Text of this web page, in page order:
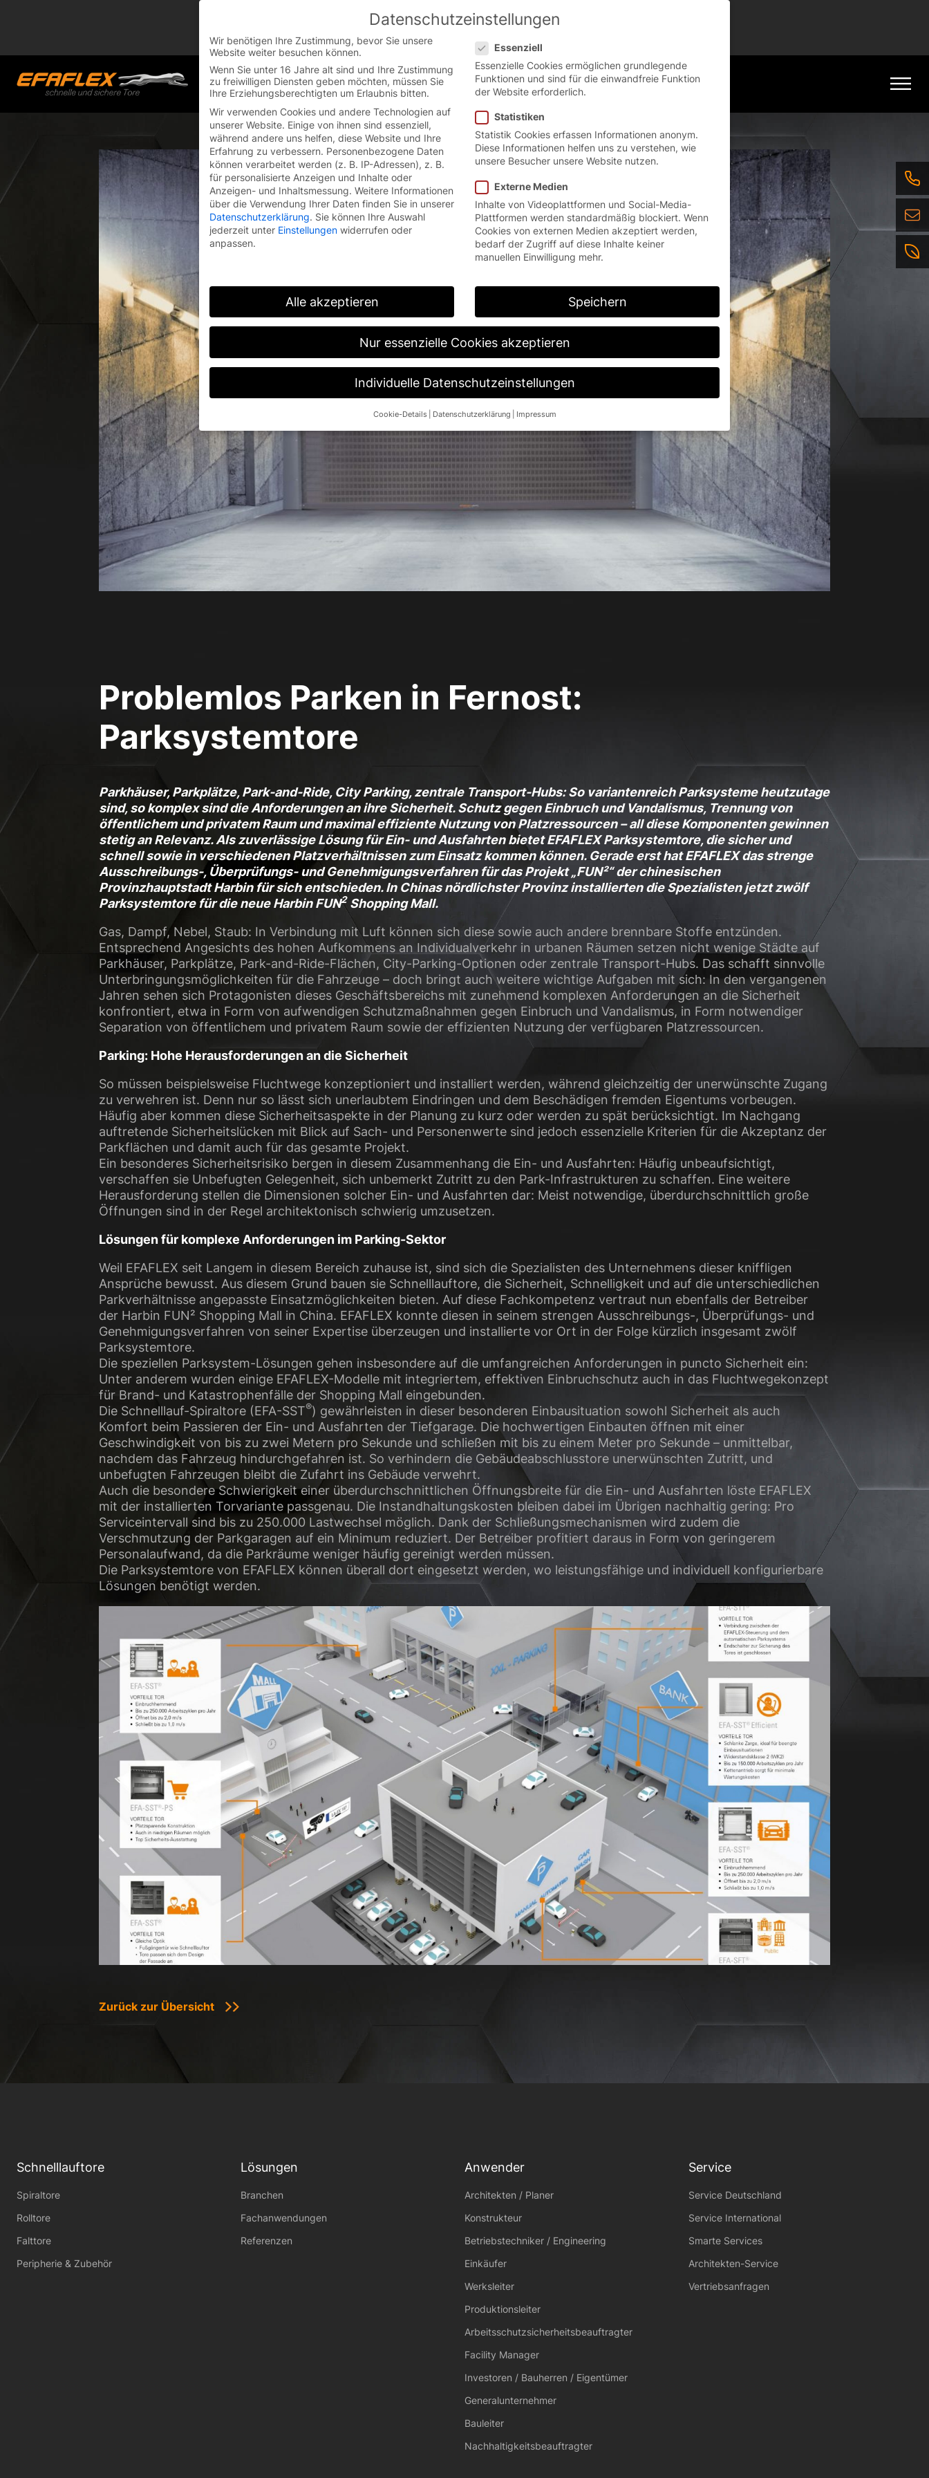
You are currently on the German website.
English
content
Startseite/Blog/Problemlos Parken in Fernost: Parksystemtore
Problemlos Parken in Fernost:
Parksystemtore
Parkhäuser, Parkplätze, Park-and-Ride, City Parking, zentrale Transport-Hubs: So variantenreich Parksysteme heutzutage
sind, so komplex sind die Anforderungen an ihre Sicherheit. Schutz gegen Einbruch und Vandalismus, Trennung von
öffentlichem und privatem Raum und maximal effiziente Nutzung von Platzressourcen – all diese Komponenten gewinnen
stetig an Relevanz. Als zuverlässige Lösung für Ein- und Ausfahrten bietet EFAFLEX Parksystemtore, die sicher und
schnell sowie in verschiedenen Platzverhältnissen zum Einsatz kommen können. Gerade erst hat EFAFLEX das strenge
Ausschreibungs-, Überprüfungs- und Genehmigungsverfahren für das Projekt „FUN²“ der chinesischen
Provinzhauptstadt Harbin für sich entschieden. In Chinas nördlichster Provinz installierten die Spezialisten jetzt zwölf
Parksystemtore für die neue Harbin FUN2Shopping Mall.
Gas, Dampf, Nebel, Staub: In Verbindung mit Luft können sich diese sowie auch andere brennbare Stoffe entzünden.
Entsprechend Angesichts des hohen Aufkommens an Individualverkehr in urbanen Räumen setzen nicht wenige Städte auf
Parkhäuser, Parkplätze, Park-and-Ride-Flächen, City-Parking-Optionen oder zentrale Transport-Hubs. Das schafft sinnvolle
Unterbringungsmöglichkeiten für die Fahrzeuge – doch bringt auch weitere wichtige Aufgaben mit sich: In den vergangenen
Jahren sehen sich Protagonisten dieses Geschäftsbereichs mit zunehmend komplexen Anforderungen an die Sicherheit
konfrontiert, etwa in Form von aufwendigen Schutzmaßnahmen gegen Einbruch und Vandalismus, in Form notwendiger
Separation von öffentlichem und privatem Raum sowie der effizienten Nutzung der verfügbaren Platzressourcen.
Parking: Hohe Herausforderungen an die Sicherheit
So müssen beispielsweise Fluchtwege konzeptioniert und installiert werden, während gleichzeitig der unerwünschte Zugang
zu verwehren ist. Denn nur so lässt sich unerlaubtem Eindringen und dem Beschädigen fremden Eigentums vorbeugen.
Häufig aber kommen diese Sicherheitsaspekte in der Planung zu kurz oder werden zu spät berücksichtigt. Im Nachgang
auftretende Sicherheitslücken mit Blick auf Sach- und Personenwerte sind jedoch essenzielle Kriterien für die Akzeptanz der
Parkflächen und damit auch für das gesamte Projekt.
Ein besonderes Sicherheitsrisiko bergen in diesem Zusammenhang die Ein- und Ausfahrten: Häufig unbeaufsichtigt,
verschaffen sie Unbefugten Gelegenheit, sich unbemerkt Zutritt zu den Park-Infrastrukturen zu schaffen. Eine weitere
Herausforderung stellen die Dimensionen solcher Ein- und Ausfahrten dar: Meist notwendige, überdurchschnittlich große
Öffnungen sind in der Regel architektonisch schwierig umzusetzen.
Lösungen für komplexe Anforderungen im Parking-Sektor
Weil EFAFLEX seit Langem in diesem Bereich zuhause ist, sind sich die Spezialisten des Unternehmens dieser kniffligen
Ansprüche bewusst. Aus diesem Grund bauen sie Schnelllauftore, die Sicherheit, Schnelligkeit und auf die unterschiedlichen
Parkverhältnisse angepasste Einsatzmöglichkeiten bieten. Auf diese Fachkompetenz vertraut nun ebenfalls der Betreiber
der Harbin FUN² Shopping Mall in China. EFAFLEX konnte diesen in seinem strengen Ausschreibungs-, Überprüfungs- und
Genehmigungsverfahren von seiner Expertise überzeugen und installierte vor Ort in der Folge kürzlich insgesamt zwölf
Parksystemtore.
Die speziellen Parksystem-Lösungen gehen insbesondere auf die umfangreichen Anforderungen in puncto Sicherheit ein:
Unter anderem wurden einige EFAFLEX-Modelle mit integriertem, effektiven Einbruchschutz auch in das Fluchtwegekonzept
für Brand- und Katastrophenfälle der Shopping Mall eingebunden.
Die Schnelllauf-Spiraltore (EFA-SST®) gewährleisten in dieser besonderen Einbausituation sowohl Sicherheit als auch
Komfort beim Passieren der Ein- und Ausfahrten der Tiefgarage. Die hochwertigen Einbauten öffnen mit einer
Geschwindigkeit von bis zu zwei Metern pro Sekunde und schließen mit bis zu einem Meter pro Sekunde – unmittelbar,
nachdem das Fahrzeug hindurchgefahren ist. So verhindern die Gebäudeabschlusstore unerwünschten Zutritt, und
unbefugten Fahrzeugen bleibt die Zufahrt ins Gebäude verwehrt.
Auch die besondere Schwierigkeit einer überdurchschnittlichen Öffnungsbreite für die Ein- und Ausfahrten löste EFAFLEX
mit der installierten Torvariante passgenau. Die Instandhaltungskosten bleiben dabei im Übrigen nachhaltig gering: Pro
Serviceintervall sind bis zu 250.000 Lastwechsel möglich. Dank der Schließungsmechanismen wird zudem die
Verschmutzung der Parkgaragen auf ein Minimum reduziert. Der Betreiber profitiert daraus in Form von geringerem
Personalaufwand, da die Parkräume weniger häufig gereinigt werden müssen.
Die Parksystemtore von EFAFLEX können überall dort eingesetzt werden, wo leistungsfähige und individuell konfigurierbare
Lösungen benötigt werden.
Zurück zur Übersicht
Schnelllauftore
Spiraltore
Rolltore
Falttore
Peripherie & Zubehör
Lösungen
Branchen
Fachanwendungen
Referenzen
Anwender
Architekten / Planer
Konstrukteur
Betriebstechniker / Engineering
Einkäufer
Werksleiter
Produktionsleiter
Arbeitsschutzsicherheitsbeauftragter
Facility Manager
Investoren / Bauherren / Eigentümer
Generalunternehmer
Bauleiter
Nachhaltigkeitsbeauftragter
Service
Service Deutschland
Service International
Smarte Services
Architekten-Service
Vertriebsanfragen
Datenschutzeinstellungen
Wir benötigen Ihre Zustimmung, bevor Sie unsere
Website weiter besuchen können.
Wenn Sie unter 16 Jahre alt sind und Ihre Zustimmung
zu freiwilligen Diensten geben möchten, müssen Sie
Ihre Erziehungsberechtigten um Erlaubnis bitten.
Wir verwenden Cookies und andere Technologien auf
unserer Website. Einige von ihnen sind essenziell,
während andere uns helfen, diese Website und Ihre
Erfahrung zu verbessern. Personenbezogene Daten
können verarbeitet werden (z. B. IP-Adressen), z. B.
für personalisierte Anzeigen und Inhalte oder
Anzeigen- und Inhaltsmessung. Weitere Informationen
über die Verwendung Ihrer Daten finden Sie in unserer
Datenschutzerklärung. Sie können Ihre Auswahl
jederzeit unter Einstellungen widerrufen oder
anpassen.
Essenziell
Essenzielle Cookies ermöglichen grundlegende
Funktionen und sind für die einwandfreie Funktion
der Website erforderlich.
Statistiken
Statistik Cookies erfassen Informationen anonym.
Diese Informationen helfen uns zu verstehen, wie
unsere Besucher unsere Website nutzen.
Externe Medien
Inhalte von Videoplattformen und Social-Media-
Plattformen werden standardmäßig blockiert. Wenn
Cookies von externen Medien akzeptiert werden,
bedarf der Zugriff auf diese Inhalte keiner
manuellen Einwilligung mehr.
Alle akzeptieren Speichern
Nur essenzielle Cookies akzeptieren
Individuelle Datenschutzeinstellungen
Cookie-Details Datenschutzerklärung Impressum
Datenschutzeinstellungen
Wenn Sie unter 16 Jahre alt sind und Ihre Zustimmung zu freiwilligen Diensten geben möchten, müssen Sie Ihre
Erziehungsberechtigten um Erlaubnis bitten.
Wir verwenden Cookies und andere Technologien auf unserer Website. Einige von ihnen sind essenziell, während
andere uns helfen, diese Website und Ihre Erfahrung zu verbessern. Personenbezogene Daten können
verarbeitet werden (z. B. IP-Adressen), z. B. für personalisierte Anzeigen und Inhalte oder Anzeigen- und
Inhaltsmessung. Weitere Informationen über die Verwendung Ihrer Daten finden Sie in unserer
Datenschutzerklärung
Alle akzeptieren
Statistiken (2)
Website nutzen.
Inhalte von Videoplattformen und Social-Media-Plattformen werden standardmäßig blockiert. Wenn Cookies von externen
Medien akzeptiert werden, bedarf der Zugriff auf diese Inhalte keiner manuellen Einwilligung mehr.
Cookie-Informationen anzeigen
Datenschutzerklärung Impressum